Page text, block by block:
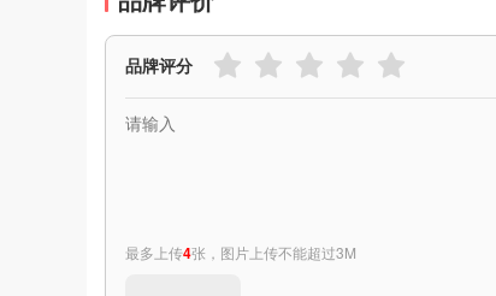
品牌评分
最多上传4张，图片上传不能超过3M